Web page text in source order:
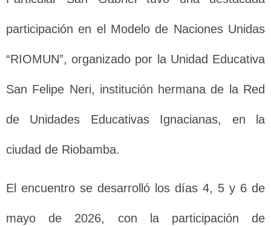
participación en el Modelo de Naciones Unidas
“RIOMUN”, organizado por la Unidad Educativa
San Felipe Neri, institución hermana de la Red
de Unidades Educativas Ignacianas, en la
ciudad de Riobamba.
El encuentro se desarrolló los días 4, 5 y 6 de
mayo de 2026, con la participación de